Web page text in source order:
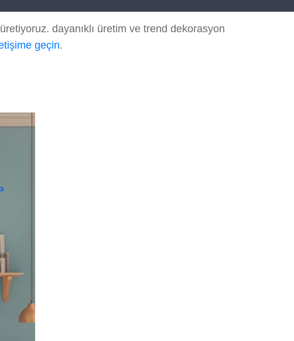
dayanıklı üretim ve trend dekorasyon
geçin.